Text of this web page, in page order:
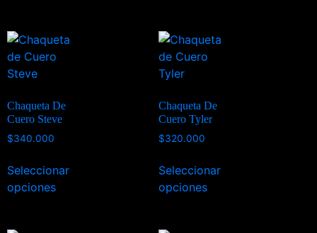
Chaqueta De
Cuero Steve
$340.000
Seleccionar
opciones
Chaqueta De
Cuero Tyler
$320.000
Seleccionar
opciones